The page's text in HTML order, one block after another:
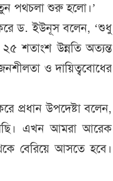
পথচলা শুরু হলো।’
করে ড. ইউনূস বলেন, ‘শুধু
শতাংশ উন্নতি অত্যন্ত
ও দায়িত্ববোধের
প্রধান উপদেষ্টা বলেন,
এখন আমরা আরেক
বেরিয়ে আসতে হবে।